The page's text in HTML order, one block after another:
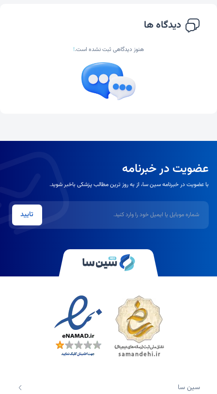
دیدگاه ها
هنوز دیدگاهی ثبت نشده است.!
عضویت در خبرنامه
با عضویت در خبرنامه سین سا، از به روز ترین مطالب پزشکی باخبر شوید.
شماره موبایل یا ایمیل
تایید
سین سا